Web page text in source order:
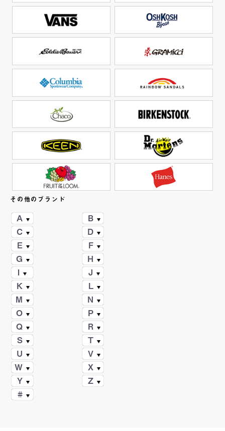
その他のブランド
A
B
C
D
E
F
G
H
J
K
L
M
N
O
P
Q
R
S
T
U
V
W
X
Y
Z
#